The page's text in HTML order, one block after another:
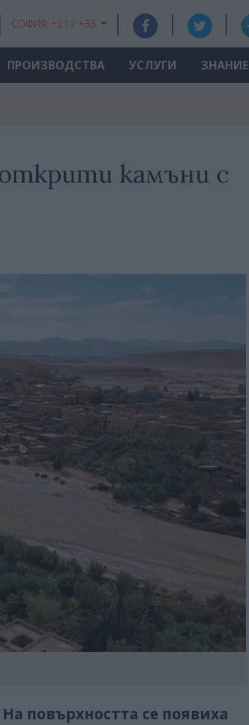
СОФИЯ: +21 / +33
ПРОИЗВОДСТВА УСЛУГИ ЗНАНИЕ
камъни с
повърхността се появиха